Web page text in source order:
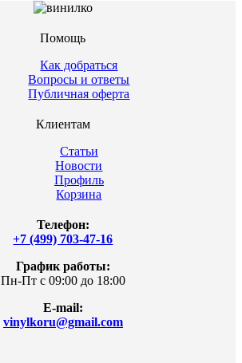
Помощь
Как добраться
Вопросы и ответы
Публичная оферта
Клиентам
Статьи
Новости
Профиль
Корзина
Телефон:
+7 (499) 703-47-16
График работы:
Пн-Пт с 09:00 до 18:00
E-mail:
vinylkoru@gmail.com